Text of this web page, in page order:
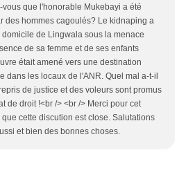
vous que l'honorable Mukebayi a été
des hommes cagoulés? Le kidnaping a
de Lingwala sous la menace
de sa femme et de ses enfants
était amené vers une destination
dans les locaux de l'ANR. Quel mal a-t-il
de justice et des voleurs sont promus
de droit !<br /> <br /> Merci pour cet
cette discution est close. Salutations
et bien des bonnes choses.